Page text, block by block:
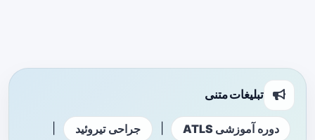
تبلیغات متنی
دوره آموزشی ATLS جراحی تیروئید